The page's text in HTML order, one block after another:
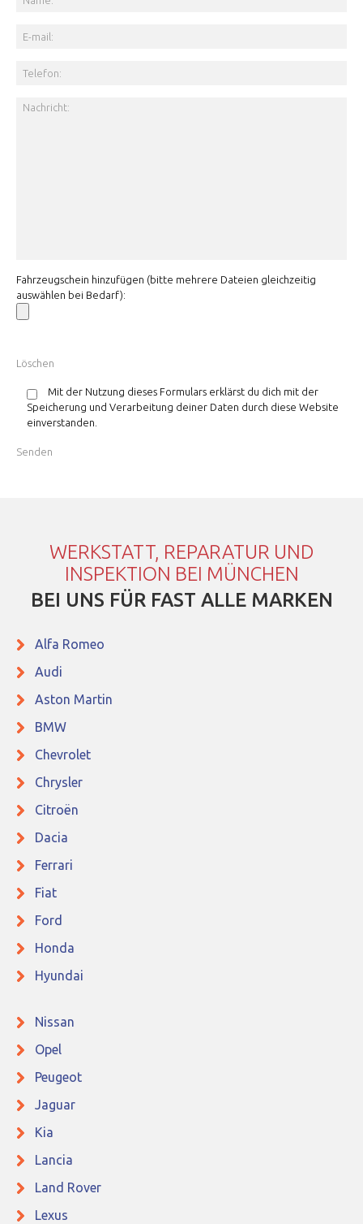
Fahrzeugschein hinzufügen (bitte mehrere Dateien gleichzeitig
auswählen bei Bedarf):
Mit der Nutzung dieses Formulars erklärst du dich mit der
Speicherung und Verarbeitung deiner Daten durch diese Website
einverstanden.
WERKSTATT, REPARATUR UND
INSPEKTION BEI MÜNCHEN
BEI UNS FÜR FAST ALLE MARKEN
Alfa Romeo
Audi
Aston Martin
BMW
Chevrolet
Chrysler
Citroën
Dacia
Ferrari
Fiat
Ford
Honda
Hyundai
Nissan
Opel
Peugeot
Jaguar
Kia
Lancia
Land Rover
Lexus